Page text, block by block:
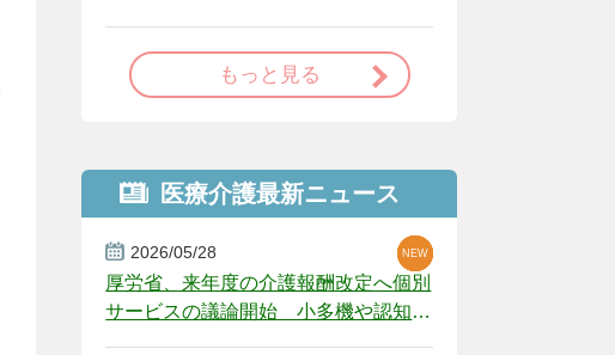
もっと見る
医療介護最新ニュース
2026/05/28
厚労省、来年度の介護報酬改定へ個別
サービスの議論開始 小多機や認知症
NEW
NEW
NEW